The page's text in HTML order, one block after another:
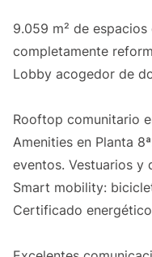
9.059 m² de
completamente
Lobby acogedor de
Rooftop comunitario
Amenities en Planta
eventos. Vestuarios y
Smart mobility:
Certificado